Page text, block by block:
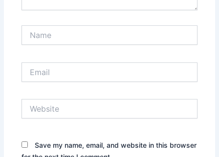
Save my name, email, and website in this browser